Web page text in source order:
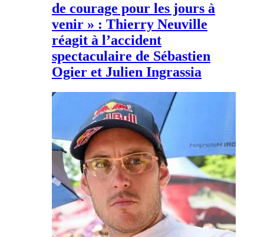
de courage pour les jours à
venir » : Thierry Neuville
réagit à l’accident
spectaculaire de Sébastien
Ogier et Julien Ingrassia